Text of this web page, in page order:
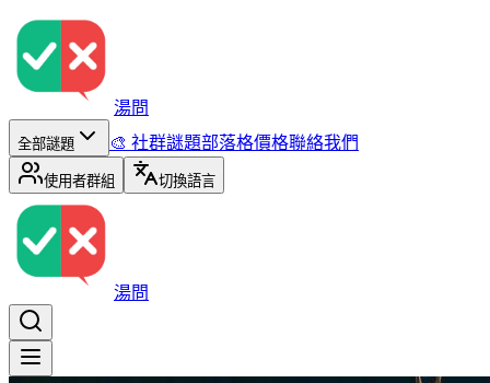
湯問
全部謎題 🎨 社群謎題部落格價格聯絡我們
使用者群組 切換語言
湯問